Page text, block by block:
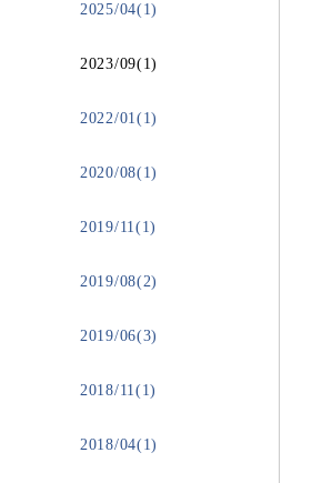
2025/04(1)
2023/09(1)
2022/01(1)
2020/08(1)
2019/11(1)
2019/08(2)
2019/06(3)
2018/11(1)
2018/04(1)